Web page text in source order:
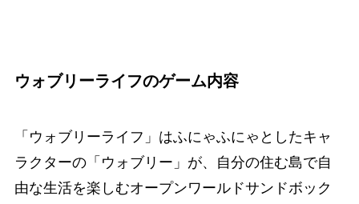
ウォブリーライフのゲーム内容
「ウォブリーライフ」はふにゃふにゃとしたキャ
ラクターの「ウォブリー」が、自分の住む島で自
由な生活を楽しむオープンワールドサンドボック